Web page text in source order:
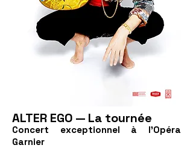
ALTER EGO — La tournée
Concert exceptionnel à l'Opéra
Garnier